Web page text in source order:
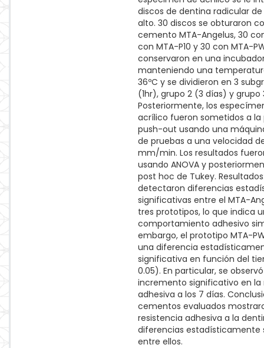
discos de dentina radicular
alto. 30 discos se obturaron
cemento MTA-Angelus, 30
con MTA-P10 y 30 con MTA-
conservaron en una
manteniendo una
36ºC y se dividieron en 3
(1hr), grupo 2 (3 días) y grupo
Posteriormente, los
acrílico fueron sometidos a la
push-out usando una
de pruebas a una velocidad
mm/min. Los resultados
usando ANOVA y
post hoc de Tukey.
detectaron diferencias
significativas entre el MTA-
tres prototipos, lo que indica
comportamiento adhesivo
embargo, el prototipo MTA-
una diferencia
significativa en función del
0.05). En particular, se
incremento significativo en la
adhesiva a los 7 días.
cementos evaluados
resistencia adhesiva a la
diferencias estadísticamente
entre ellos.